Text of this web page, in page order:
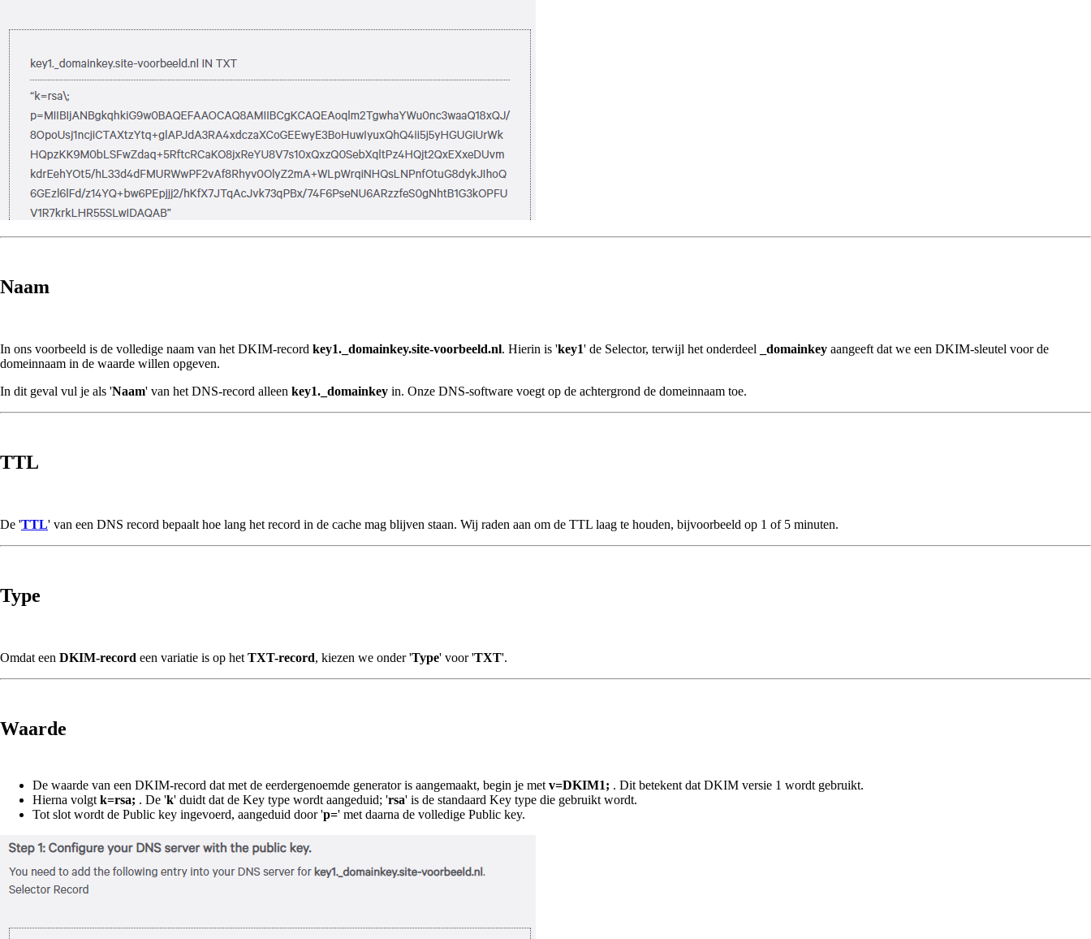
Naam
In ons voorbeeld is de volledige naam van het DKIM-record key1._domainkey.site-voorbeeld.nl. Hierin is 'key1' de Selector, terwijl het onderdeel _domainkey aangeeft dat we een DKIM-sleutel voor de
domeinnaam in de waarde willen opgeven.
In dit geval vul je als 'Naam' van het DNS-record alleen key1._domainkey in. Onze DNS-software voegt op de achtergrond de domeinnaam toe.
TTL
De 'TTL' van een DNS record bepaalt hoe lang het record in de cache mag blijven staan. Wij raden aan om de TTL laag te houden, bijvoorbeeld op 1 of 5 minuten.
Type
Omdat een DKIM-record een variatie is op het TXT-record, kiezen we onder 'Type' voor 'TXT'.
Waarde
De waarde van een DKIM-record dat met de eerdergenoemde generator is aangemaakt, begin je met v=DKIM1; . Dit betekent dat DKIM versie 1 wordt gebruikt.
Hierna volgt k=rsa; . De 'k' duidt dat de Key type wordt aangeduid; 'rsa' is de standaard Key type die gebruikt wordt.
Tot slot wordt de Public key ingevoerd, aangeduid door 'p=' met daarna de volledige Public key.